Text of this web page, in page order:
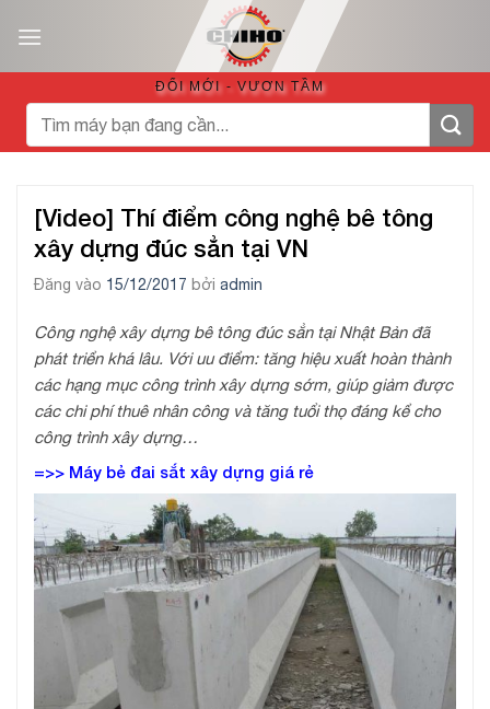
qua
ĐỔI MỚI - VƯƠN TẦM
Tìm
kiếm:
[Video] Thí điểm công nghệ bê tông
xây dựng đúc sẳn tại VN
Đăng vào 15/12/2017 bởi admin
Công nghệ xây dựng bê tông đúc sẳn tại Nhật Bản đã
phát triển khá lâu. Với uu điểm: tăng hiệu xuất hoàn thành
các hạng mục công trình xây dựng sớm, giúp giảm được
các chi phí thuê nhân công và tăng tuổi thọ đáng kể cho
công trình xây dựng…
=>> Máy bẻ đai sắt xây dựng giá rẻ